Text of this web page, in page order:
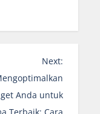
Next:
Anda untuk